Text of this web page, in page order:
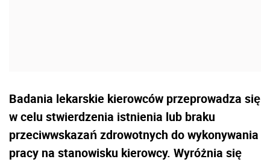
Badania lekarskie kierowców przeprowadza się
w celu stwierdzenia istnienia lub braku
przeciwwskazań zdrowotnych do wykonywania
pracy na stanowisku kierowcy. Wyróżnia się